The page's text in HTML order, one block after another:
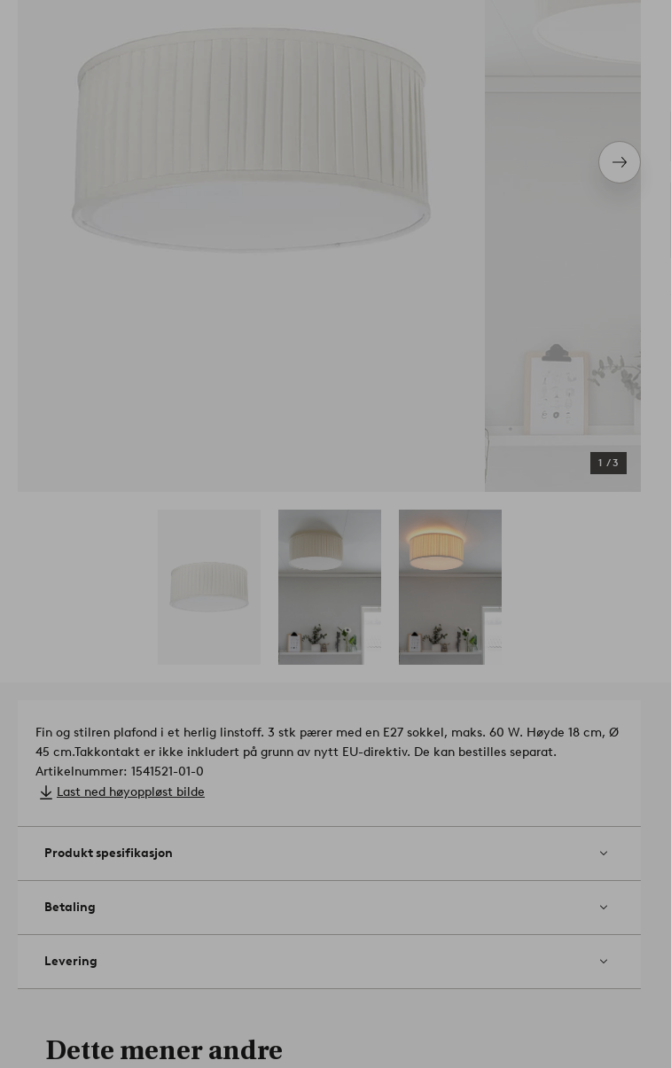
Neste
produkt
1 /3
Fin og stilren plafond i et herlig linstoff. 3 stk pærer med en E27 sokkel, maks. 60 W. Høyde 18 cm, Ø
45 cm.Takkontakt er ikke inkludert på grunn av nytt EU-direktiv. De kan bestilles separat.
Artikelnummer: 1541521-01-0
Last ned høyoppløst bilde
Produkt spesifikasjon
Betaling
Levering
Dette mener andre